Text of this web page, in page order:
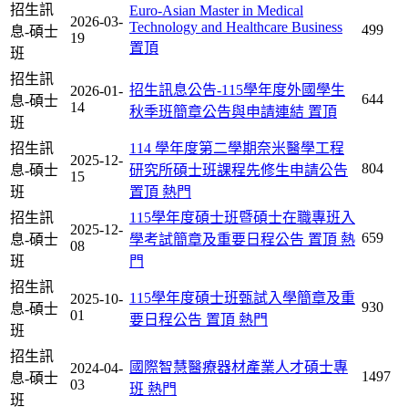
招生訊
息-碩士
班
2026-03-
19
Euro-Asian Master in Medical
Technology and Healthcare Business
置頂
499
招生訊
息-碩士
班
2026-01-
14
招生訊息公告-115學年度外國學生
秋季班簡章公告與申請連結 置頂
644
招生訊
息-碩士
班
2025-12-
15
114 學年度第二學期奈米醫學工程
研究所碩士班課程先修生申請公告
置頂 熱門
804
招生訊
息-碩士
班
2025-12-
08
115學年度碩士班暨碩士在職專班入
學考試簡章及重要日程公告 置頂 熱
門
659
招生訊
息-碩士
班
2025-10-
01
115學年度碩士班甄試入學簡章及重
要日程公告 置頂 熱門
930
招生訊
息-碩士
班
2024-04-
03
國際智慧醫療器材產業人才碩士專
班 熱門
1497